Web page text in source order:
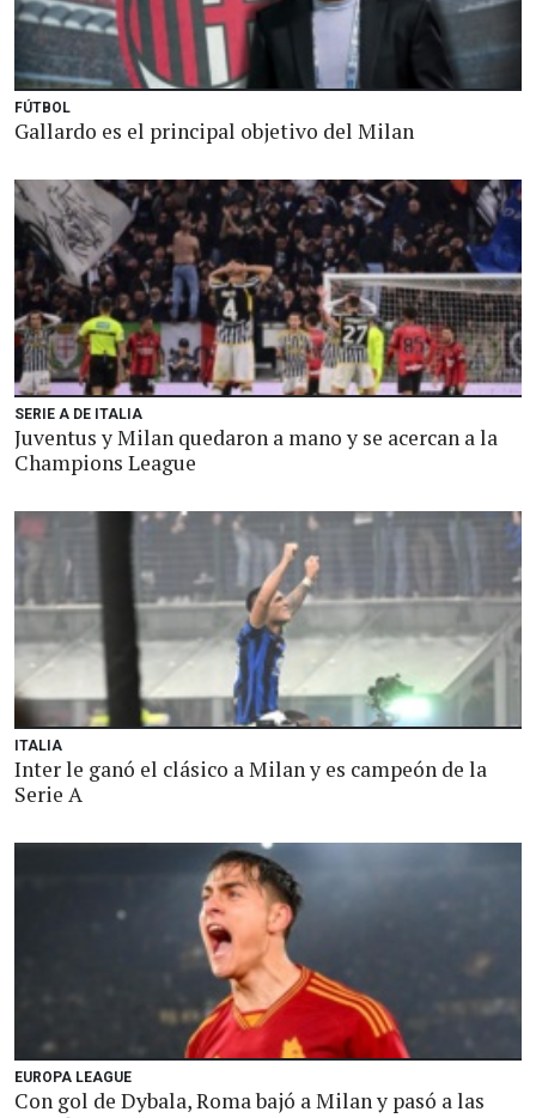
FÚTBOL
Gallardo es el principal objetivo del Milan
SERIE A DE ITALIA
Juventus y Milan quedaron a mano y se acercan a la
Champions League
ITALIA
Inter le ganó el clásico a Milan y es campeón de la
Serie A
EUROPA LEAGUE
Con gol de Dybala, Roma bajó a Milan y pasó a las